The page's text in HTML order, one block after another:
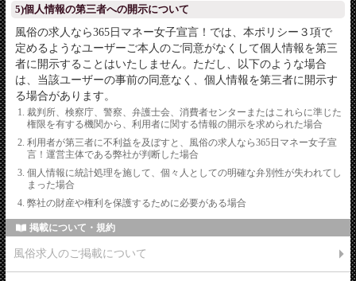
5)個人情報の第三者への開示について
風俗の求人なら365日マネー女子宣言！では、本ポリシー３項で
定めるようなユーザーご本人のご同意がなくして個人情報を第三
者に開示することはいたしません。ただし、以下のような場合
は、当該ユーザーの事前の同意なく、個人情報を第三者に開示す
る場合があります。
裁判所、検察庁、警察、弁護士会、消費者センターまたはこれらに準じた
権限を有する機関から、利用者に関する情報の開示を求められた場合
利用者が第三者に不利益を及ぼすと、風俗の求人なら365日マネー女子宣
言！運営主体である弊社が判断した場合
個人情報に統計処理を施して、個々人としての明確な弁別性が失われてし
まった場合
弊社の財産や権利を保護するために必要がある場合
掲載について・規約
風俗求人のご掲載について